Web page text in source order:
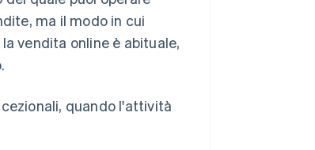
ma il modo in cui
vendita online è abituale,
quando l'attività